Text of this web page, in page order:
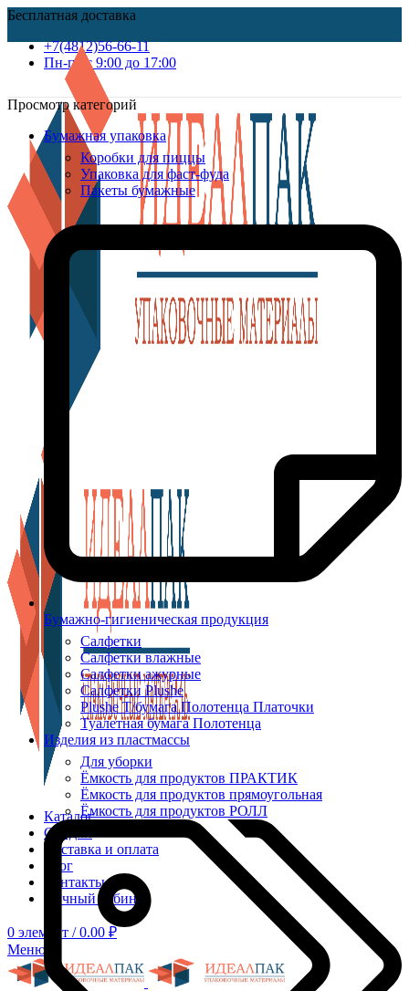
Бесплатная доставка
+7(4812)56-66-11
Пн-пт c 9:00 до 17:00
Каталог
Скидки
Доставка и оплата
Блог
Контакты
Личный кабинет
0 элемент / 0.00 ₽
Меню
Просмотр категорий
Бумажная упаковка
Коробки для пиццы
Упаковка для фаст-фуда
Пакеты бумажные
Бумажно-гигиеническая продукция
Салфетки
Салфетки влажные
Салфетки ажурные
Салфетки Plushe
Plushe Т/бумага Полотенца Платочки
Туалетная бумага Полотенца
Изделия из пластмассы
Для уборки
Ёмкость для продуктов ПРАКТИК
Ёмкость для продуктов прямоугольная
Ёмкость для продуктов РОЛЛ